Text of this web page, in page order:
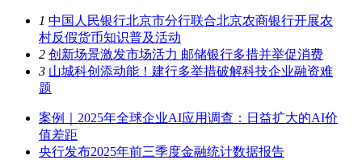
1 中国人民银行北京市分行联合北京农商银行开展农
村反假货币知识普及活动
2 创新场景激发市场活力 邮储银行多措并举促消费
3 山城科创添动能！建行多举措破解科技企业融资难
题
案例｜2025年全球企业AI应用调查：日益扩大的AI价
值差距
央行发布2025年前三季度金融统计数据报告